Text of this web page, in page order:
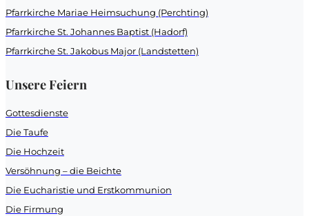
Pfarrkirche Mariae Heimsuchung (Perchting)
Pfarrkirche St. Johannes Baptist (Hadorf)
Pfarrkirche St. Jakobus Major (Landstetten)
Unsere Feiern
Gottesdienste
Die Taufe
Die Hochzeit
Versöhnung – die Beichte
Die Eucharistie und Erstkommunion
Die Firmung